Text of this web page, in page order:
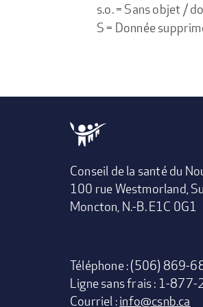
s.o. = Sans objet /
S = Donnée
Conseil de la santé du
100 rue Westmorland,
Moncton, N.-B. E1C 0G1
Téléphone : (506) 869-
Ligne sans frais : 1-
Courriel :info@csnb.ca